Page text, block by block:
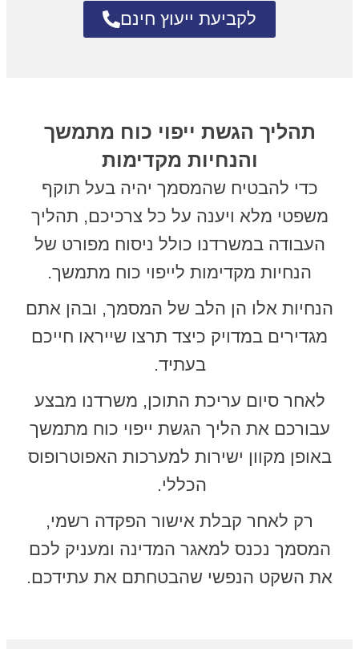
לקביעת ייעוץ חינם
תהליך הגשת ייפוי כוח מתמשך
והנחיות מקדימות
כדי להבטיח שהמסמך יהיה בעל תוקף
משפטי מלא ויענה על כל צרכיכם, תהליך
העבודה במשרדנו כולל ניסוח מפורט של
הנחיות מקדימות לייפוי כוח מתמשך.
הנחיות אלו הן הלב של המסמך, ובהן אתם
מגדירים במדויק כיצד תרצו שייראו חייכם
בעתיד.
לאחר סיום עריכת התוכן, משרדנו מבצע
עבורכם את הליך הגשת ייפוי כוח מתמשך
באופן מקוון ישירות למערכות האפוטרופוס
הכללי.
רק לאחר קבלת אישור הפקדה רשמי,
המסמך נכנס למאגר המדינה ומעניק לכם
את השקט הנפשי שהבטחתם את עתידכם.